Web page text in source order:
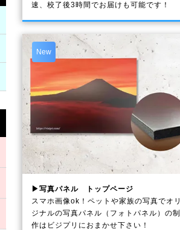
速、校了後3時間でお届けも可能です！
New
▶写真パネル トップページ
スマホ画像ok！ペットや家族の写真でオリ
ジナルの写真パネル（フォトパネル）の制
作はビジプリにおまかせ下さい！